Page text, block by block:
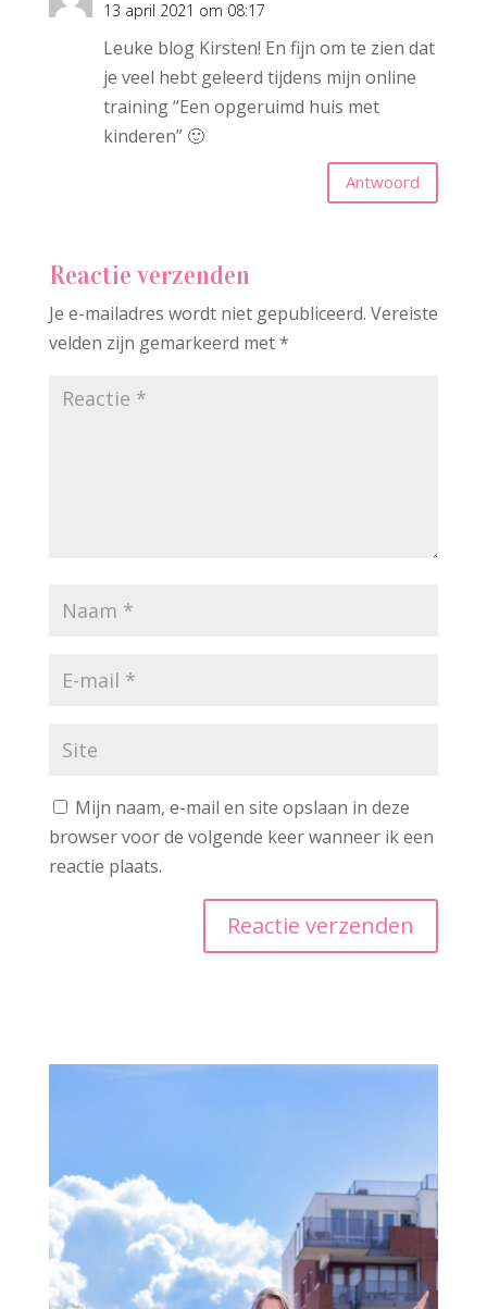
13 april 2021 om 08:17
Leuke blog Kirsten! En fijn om te zien dat
je veel hebt geleerd tijdens mijn online
training “Een opgeruimd huis met
kinderen” 🙂
Antwoord
Reactie verzenden
Je e-mailadres wordt niet gepubliceerd. Vereiste
velden zijn gemarkeerd met*
Mijn naam, e-mail en site opslaan in deze
browser voor de volgende keer wanneer ik een
reactie plaats.
i
v
e
: